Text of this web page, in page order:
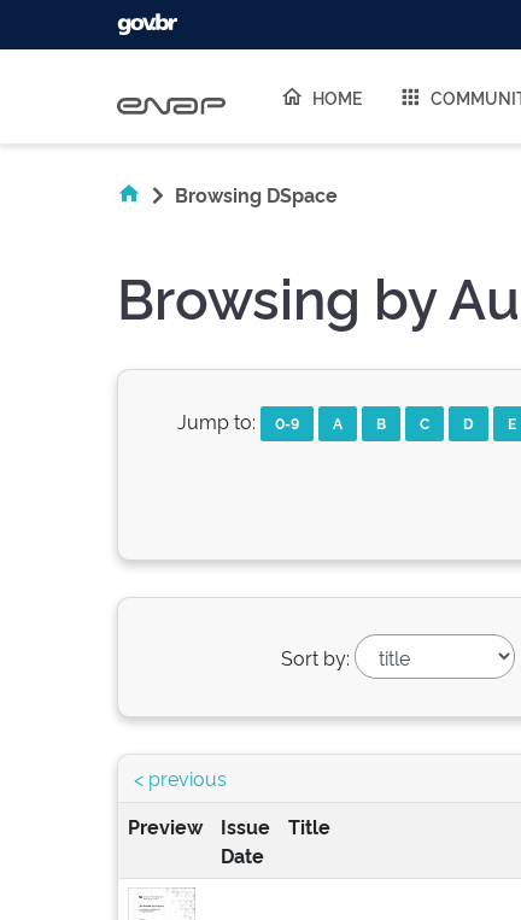
HOME
Browsing DSpace
Browsing by
Jump to: 0-9 A B C D E
Sort by:
< previous
Preview
Issue
Date
Title